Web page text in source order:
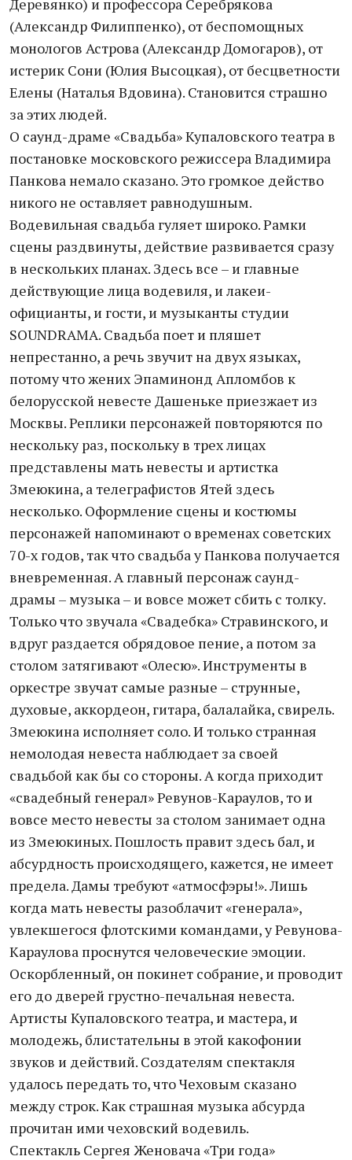
Деревянко) и профессора Серебрякова
(Александр Филиппенко), от беспомощных
монологов Астрова (Александр Домогаров), от
истерик Сони (Юлия Высоцкая), от бесцветности
Елены (Наталья Вдовина). Становится страшно
за этих людей.
О саунд-драме «Свадьба» Купаловского театра в
постановке московского режиссера Владимира
Панкова немало сказано. Это громкое действо
никого не оставляет равнодушным.
Водевильная свадьба гуляет широко. Рамки
сцены раздвинуты, действие развивается сразу
в нескольких планах. Здесь все – и главные
действующие лица водевиля, и лакеи-
официанты, и гости, и музыканты студии
SOUNDRAMA. Свадьба поет и пляшет
непрестанно, а речь звучит на двух языках,
потому что жених Эпаминонд Апломбов к
белорусской невесте Дашеньке приезжает из
Москвы. Реплики персонажей повторяются по
нескольку раз, поскольку в трех лицах
представлены мать невесты и артистка
Змеюкина, а телеграфистов Ятей здесь
несколько. Оформление сцены и костюмы
персонажей напоминают о временах советских
70-х годов, так что свадьба у Панкова получается
вневременная. А главный персонаж саунд-
драмы – музыка – и вовсе может сбить с толку.
Только что звучала «Свадебка» Стравинского, и
вдруг раздается обрядовое пение, а потом за
столом затягивают «Олесю». Инструменты в
оркестре звучат самые разные – струнные,
духовые, аккордеон, гитара, балалайка, свирель.
Змеюкина исполняет соло. И только странная
немолодая невеста наблюдает за своей
свадьбой как бы со стороны. А когда приходит
«свадебный генерал» Ревунов-Караулов, то и
вовсе место невесты за столом занимает одна
из Змеюкиных. Пошлость правит здесь бал, и
абсурдность происходящего, кажется, не имеет
предела. Дамы требуют «атмосфэры!». Лишь
когда мать невесты разоблачит «генерала»,
увлекшегося флотскими командами, у Ревунова-
Караулова проснутся человеческие эмоции.
Оскорбленный, он покинет собрание, и проводит
его до дверей грустно-печальная невеста.
Артисты Купаловского театра, и мастера, и
молодежь, блистательны в этой какофонии
звуков и действий. Создателям спектакля
удалось передать то, что Чеховым сказано
между строк. Как страшная музыка абсурда
прочитан ими чеховский водевиль.
Спектакль Сергея Женовача «Три года»